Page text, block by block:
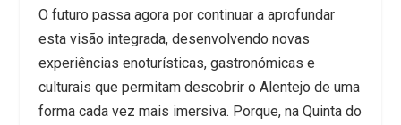
O futuro passa agora por continuar a aprofundar
esta visão integrada, desenvolvendo novas
experiências enoturísticas, gastronómicas e
culturais que permitam descobrir o Alentejo de uma
forma cada vez mais imersiva. Porque, na Quinta do